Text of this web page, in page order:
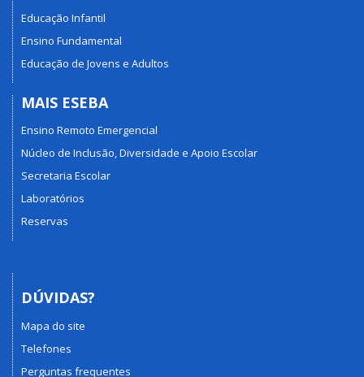
Educação Infantil
Ensino Fundamental
Educação de Jovens e Adultos
MAIS ESEBA
Ensino Remoto Emergencial
Núcleo de Inclusão, Diversidade e Apoio Escolar
Secretaria Escolar
Laboratórios
Reservas
DÚVIDAS?
Mapa do site
Telefones
Perguntas frequentes